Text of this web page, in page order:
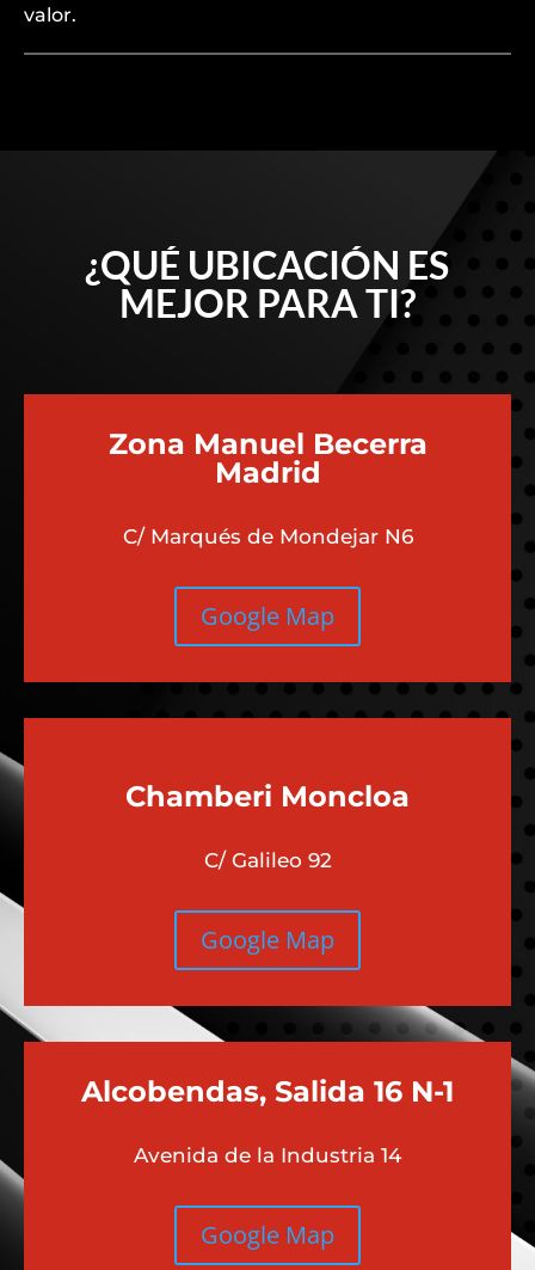
valor.
¿QUÉ UBICACIÓN ES
MEJOR PARA TI?
Zona Manuel Becerra
Madrid
C/ Marqués de Mondejar N6
Google Map
Chamberi Moncloa
C/ Galileo 92
Google Map
Alcobendas, Salida 16 N-1
Avenida de la Industria 14
Google Map